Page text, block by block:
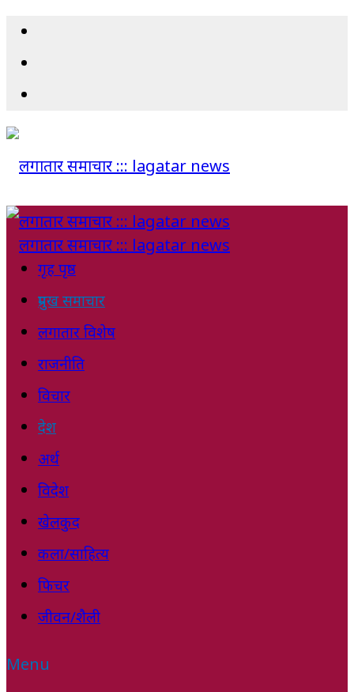
गृह पृष्ठ
प्रमुख समाचार
लगातार विशेष
राजनीति
विचार
देश
अर्थ
विदेश
खेलकुद
कला/साहित्य
फिचर
जीवन/शैली
Menu